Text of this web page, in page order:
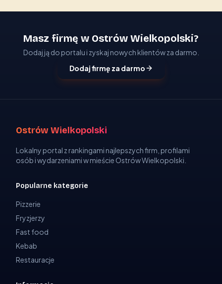
Masz firmę w Ostrów Wielkopolski?
Dodaj ją do portalu i zyskaj nowych klientów za darmo.
Dodaj firmę za darmo
Ostrów Wielkopolski
Lokalny portal z rankingami najlepszych firm, profilami
osób i wydarzeniami w mieście Ostrów Wielkopolski.
Popularne kategorie
Pizzerie
Fryzjerzy
Fast food
Kebab
Restauracje